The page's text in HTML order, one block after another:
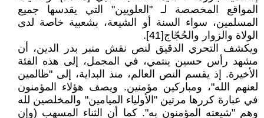
المواقع المخصصة لـ "العلويين" التي يقدسها جميع
المسلمين، سواء السنة أو الشيعة، بشعبية خاصة لدى
الولاة والزوار والحُجّاج[41].
ويكشف التحري الدقيق لنص نقش منبر بدر الدين، أن
مشهد رأس حسين ينتمي، في المجمل، إلى هذه الفئة
الأخيرة. إذ يقسم النص العالم، منذ البداية، إلى "ظالمين
لعنهم الله"، ومباركين مؤمنين. ويصف هؤلاء المؤمنون
في عبارة كررها مرتين "الأولياء الميامين" والمخلصين لله
وهم "شيعته المؤمنون به". كما أن الثناء المسهب (وإن